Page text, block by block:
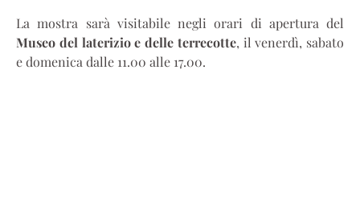
La mostra sarà visitabile negli orari di apertura del
Museo del laterizio e delle terrecotte, il venerdì, sabato
e domenica dalle 11.00 alle 17.00.